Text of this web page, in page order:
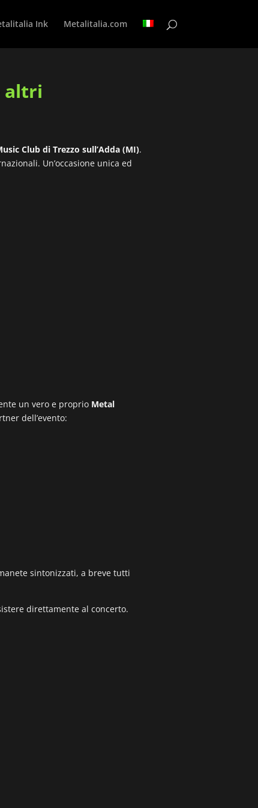
Ink Metalitalia.com
altri
Club di Trezzo sull’Adda (MI).
Un’occasione unica ed
un vero e proprio Metal
dell’evento:
sintonizzati, a breve tutti
direttamente al concerto.